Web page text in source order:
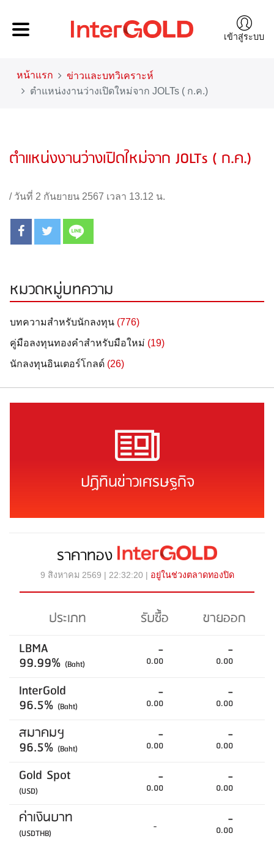
เข้าสู่ระบบ
หน้าแรก
ข่าวและบทวิเคราะห์
ตำแหน่งงานว่างเปิดใหม่จาก JOLTs ( ก.ค.)
ตำแหน่งงานว่างเปิดใหม่จาก JOLTs ( ก.ค.)
/ วันที่ 2 กันยายน 2567 เวลา 13.12 น.
หมวดหมู่บทความ
บทความสำหรับนักลงทุน (776)
คู่มือลงทุนทองคำสำหรับมือใหม่ (19)
นักลงทุนอินเตอร์โกลด์ (26)
ปฏิทินข่าวเศรษฐกิจ
ราคาทอง
9 สิงหาคม 2569 | 22:32:20 | อยู่ในช่วงตลาดทองปิด
ประเภท รับซื้อ
ขายออก
LBMA
99.99% (Baht)
-
0.00
-
0.00
InterGold
96.5% (Baht)
-
0.00
-
0.00
สมาคมฯ
96.5% (Baht)
-
0.00
-
0.00
Gold Spot
(USD)
-
0.00
-
0.00
ค่าเงินบาท
(USDTHB) - -
0.00